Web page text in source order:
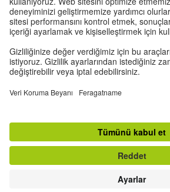
Goethe-Institut İzmir
YUKARI
Künye
Withdraw from contract